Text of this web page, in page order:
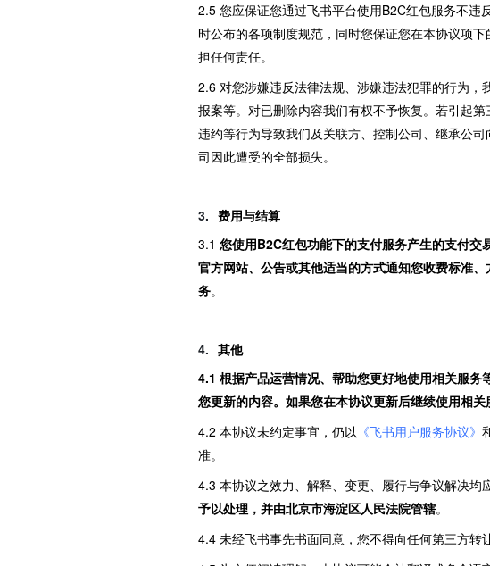
2.5 您应保证您通过飞书平台使用B2C红包服务不违
时公布的各项制度规范，同时您保证您在本协议项
担任何责任。
2.6 对您涉嫌违反法律法规、涉嫌违法犯罪的行为
报案等。对已删除内容我们有权不予恢复。若引起
违约等行为导致我们及关联方、控制公司、继承公
司因此遭受的全部损失。
费用与结算
3.1 您使用B2C红包功能下的支付服务产生的支付
官方网站、公告或其他适当的方式通知您收费标准
务。
其他
4.1 根据产品运营情况、帮助您更好地使用相关服
您更新的内容。如果您在本协议更新后继续使用相关
4.2 本协议未约定事宜，仍以 《飞书用户服务协议》
准。
4.3 本协议之效力、解释、变更、履行与争议解决均
予以处理，并由北京市海淀区人民法院管辖。
4.4 未经飞书事先书面同意，您不得向任何第三方转